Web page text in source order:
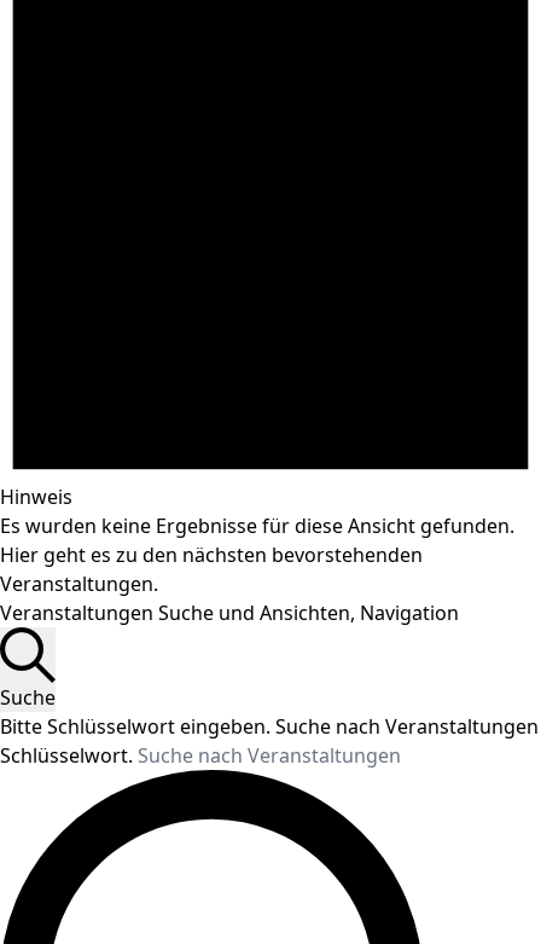
Hinweis
Es wurden keine Ergebnisse für diese Ansicht gefunden.
Hier geht es zu den nächsten bevorstehenden
Veranstaltungen.
Veranstaltungen Suche und Ansichten, Navigation
Suche
Bitte Schlüsselwort eingeben. Suche nach Veranstaltungen
Schlüsselwort.